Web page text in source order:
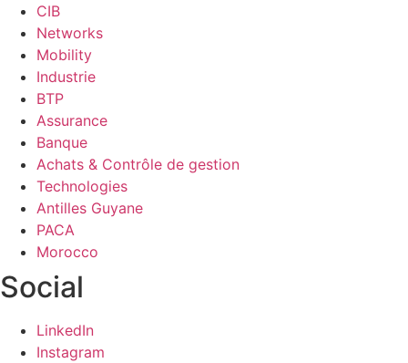
CIB
Networks
Mobility
Industrie
BTP
Assurance
Banque
Achats & Contrôle de gestion
Technologies
Antilles Guyane
PACA
Morocco
Social
LinkedIn
Instagram